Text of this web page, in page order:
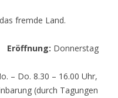
fremde Land.
Eröffnung: Donnerstag
– Do. 8.30 – 16.00 Uhr,
(durch Tagungen